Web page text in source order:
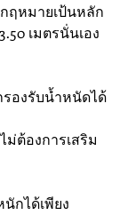
ฤหมายเป้นหลัก
เมตรนั่นเอง
องรับน้ำหนัดได้
ม่ต้องการเสริม
กได้เพียง